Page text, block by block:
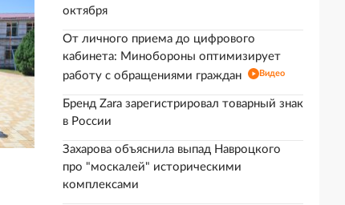
октября
От личного приема до цифрового
кабинета: Минобороны оптимизирует
работу с обращениями граждан
Видео
Бренд Zara зарегистрировал товарный знак
в России
Захарова объяснила выпад Навроцкого
про "москалей" историческими
комплексами